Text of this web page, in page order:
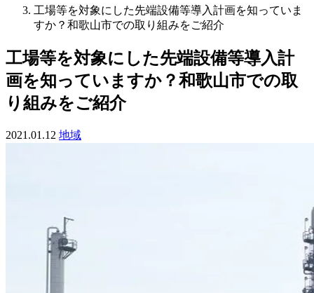
工場等を対象にした先端設備等導入計画を知っていま
すか？和歌山市での取り組みをご紹介
工場等を対象にした先端設備等導入計
画を知っていますか？和歌山市での取
り組みをご紹介
2021.01.12 地域